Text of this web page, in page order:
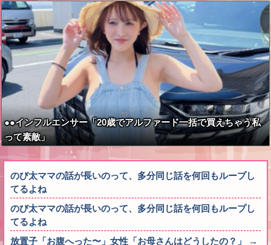
●●インフルエンサー「20歳でアルファード一括で買えちゃう私
って素敵」
のび太ママの話が長いのって、多分同じ話を何回もループし
てるよね
のび太ママの話が長いのって、多分同じ話を何回もループし
てるよね
放置子「お腹へった〜」女性「お母さんはどうしたの？」 →